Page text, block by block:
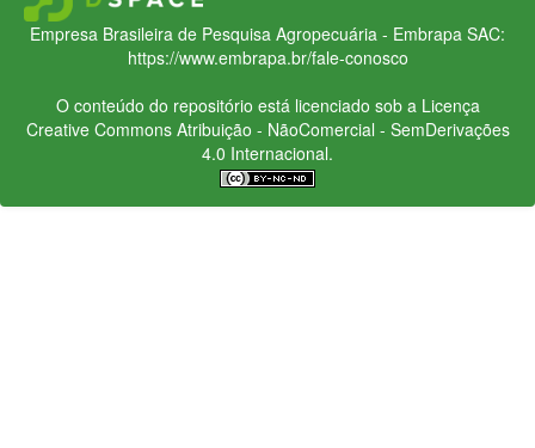
Empresa Brasileira de Pesquisa Agropecuária - Embrapa SAC:
https://www.embrapa.br/fale-conosco
O conteúdo do repositório está licenciado sob a Licença
Creative CommonsAtribuição - NãoComercial - SemDerivações
4.0 Internacional.